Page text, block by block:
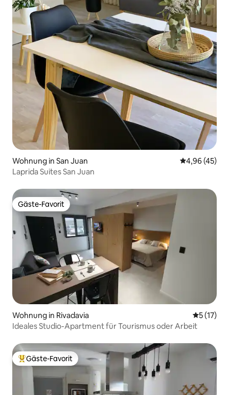
Wohnung in San Juan
4,96 (45)
Laprida Suites San Juan
Gäste-Favorit
Gäste-Favorit
Wohnung in Rivadavia
5 (17)
Ideales Studio-Apartment für Tourismus oder Arbeit
Beliebter Gäste-Favorit.
Gäste-Favorit